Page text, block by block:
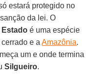
estará protegido no
da lei. O
Estado é uma espécie
cerrado e aAmazônia.
um e onde termina
Silgueiro.